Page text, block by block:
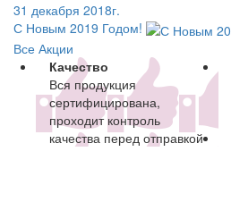
31 декабря 2018г.
С Новым 2019 Годом!
Все Акции
Качество
Вся продукция
сертифицирована,
проходит контроль
качества перед отправкой